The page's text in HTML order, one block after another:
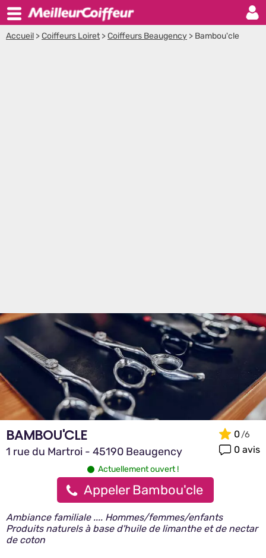
Accueil >Coiffeurs Loiret>Coiffeurs Beaugency > Bambou'cle
BAMBOU'CLE
1 rue du Martroi - 45190 Beaugency
0
0 avis
Actuellement ouvert !
Appeler Bambou'cle
Ambiance familiale .... Hommes/femmes/enfants
Produits naturels à base d'huile de limanthe et de nectar
de coton